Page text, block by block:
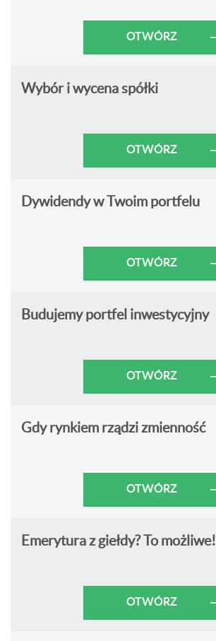
OTWÓRZ
Wybór i wycena spółki
OTWÓRZ
Dywidendy w Twoim portfelu
OTWÓRZ
Budujemy portfel inwestycyjny
OTWÓRZ
Gdy rynkiem rządzi zmienność
OTWÓRZ
Emerytura z giełdy? To możliwe!
OTWÓRZ